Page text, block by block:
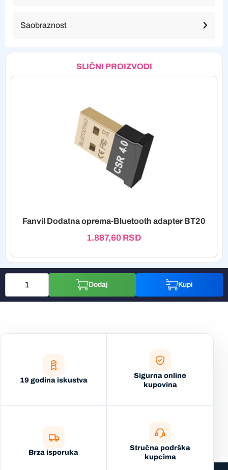
Saobraznost
SLIČNI PROIZVODI
Fanvil Dodatna oprema-Bluetooth adapter BT20
1.887,60 RSD
Dodaj Kupi
19 godina iskustva
Sigurna online
kupovina
Brza isporuka
Stručna podrška
kupcima